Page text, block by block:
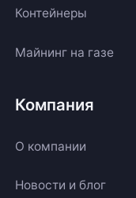
Контейнеры
Майнинг на газе
Компания
О компании
Новости и блог